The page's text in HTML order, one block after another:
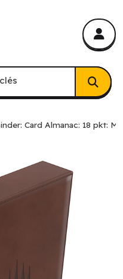
clés
Card Almanac: 18 pkt: